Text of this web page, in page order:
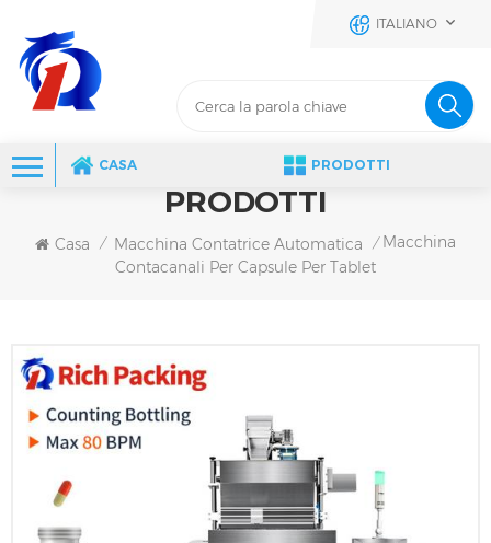
ITALIANO
CASA PRODOTTI
PRODOTTI
Casa / Macchina Contatrice Automatica / Macchina
Contacanali Per Capsule Per Tablet